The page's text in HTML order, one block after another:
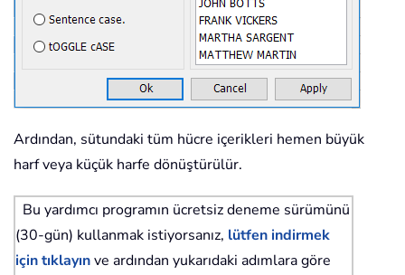
Ardından, sütundaki tüm hücre içerikleri hemen büyük
harf veya küçük harfe dönüştürülür.
Bu yardımcı programın ücretsiz deneme sürümünü
(30-gün) kullanmak istiyorsanız, lütfen indirmek
için tıklayınve ardından yukarıdaki adımlara göre